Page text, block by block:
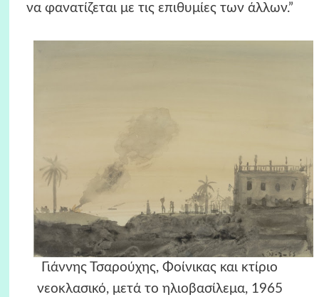
να φανατίζεται με τις επιθυμίες των άλλων.”
Γιάννης Τσαρούχης, Φοίνικας και κτίριο
νεοκλασικό, μετά το ηλιοβασίλεμα, 1965